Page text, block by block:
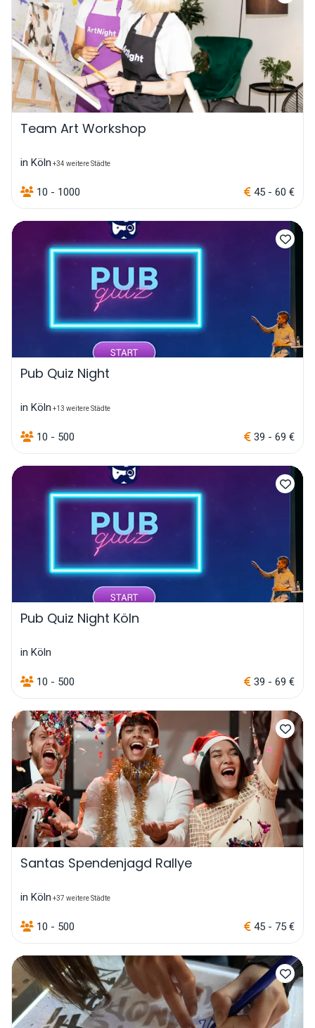
Team Art Workshop
in Köln +34 weitere Städte
10 - 1000 45 - 60 €
Pub Quiz Night
in Köln +13 weitere Städte
10 - 500 39 - 69 €
Pub Quiz Night Köln
in Köln
10 - 500 39 - 69 €
Santas Spendenjagd Rallye
in Köln +37 weitere Städte
10 - 500 45 - 75 €